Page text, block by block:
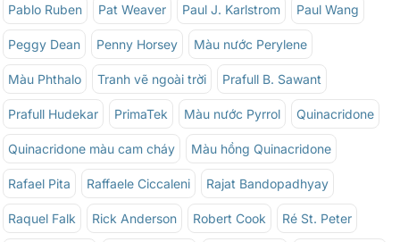
Pablo Ruben Pat Weaver Paul J. Karlstrom Paul Wang
Peggy Dean Penny Horsey Màu nước Perylene
Màu Phthalo Tranh vẽ ngoài trời Prafull B. Sawant
Prafull Hudekar PrimaTek Màu nước Pyrrol Quinacridone
Quinacridone màu cam cháy Màu hồng Quinacridone
Rafael Pita Raffaele Ciccaleni Rajat Bandopadhyay
Raquel Falk Rick Anderson Robert Cook Ré St. Peter